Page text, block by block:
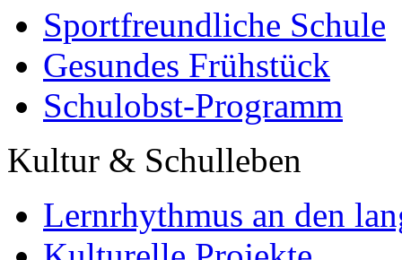
Sportfreundliche Schule
Gesundes Frühstück
Schulobst-Programm
Kultur & Schulleben
Lernrhythmus an den